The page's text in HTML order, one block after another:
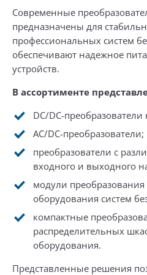
Современные
предназначены для
профессиональных систем
обеспечивают надежное
устройств.
В ассортименте
DC/DC-
AC/DC-преобразователи;
преобразователи с
входного и выходного
модули
оборудования систем
компактные
распределительных
оборудования.
Представленные решения